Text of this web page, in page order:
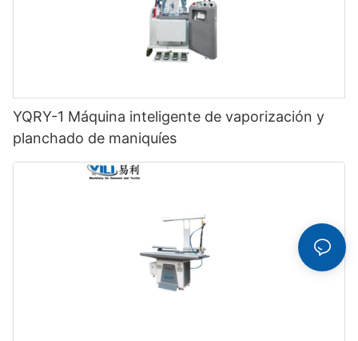
YQRY-1 Máquina inteligente de vaporización y
planchado de maniquíes